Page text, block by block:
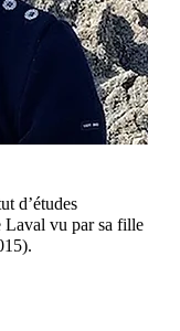
d’études
Laval vu par sa fille